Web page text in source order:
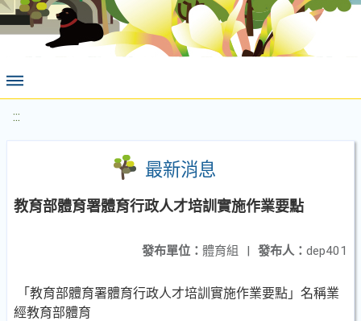
:::
最新消息
教育部體育署體育行政人才培訓實施作業要點
發布人： dep401
發布單位： 體育組 |
「教育部體育署體育行政人才培訓實施作業要點」名稱業
經教育部體育